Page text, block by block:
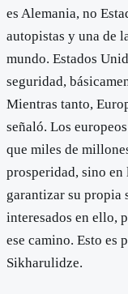
es Alemania, no
autopistas y una de
mundo. Estados
seguridad,
Mientras tanto,
señaló. Los
que miles de
prosperidad, sino en
garantizar su propia
interesados en ello,
ese camino. Esto es
Sikharulidze.